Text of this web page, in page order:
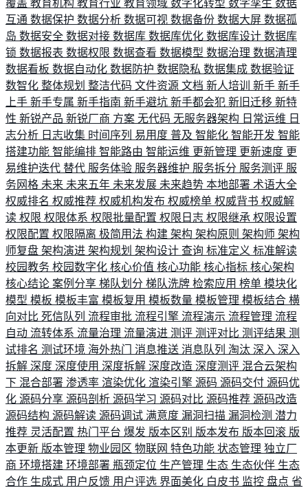
覆盖 教育机构 教育行业 教育领域 数字化转型 数字孪生 数据
互通 数据保护 数据分析 数据可视 数据备份 数据大屏 数据孤
岛 数据安全 数据对接 数据库 数据库优化 数据库设计 数据库
锁 数据报表 数据权限 数据查看 数据模型 数据治理 数据清理
数据看板 数据自动化 数据防护 数据隐私 数据集成 数据验证
数智化 整体规划 整洁代码 文件资源 文档 新人培训 新手 新手
上手 新手专属 新手指南 新手避坑 新手都会犯 新旧迁移 新特
性 新锐产品 新锐厂商 方案 无代码 无服务器架构 日常运维 日
志分析 日志收集 时间序列 易用度 普及 智能化 智能开发 智能
搭建功能 智能编排 智能路由 智能运维 更新管理 更新速度 更
易维护迭代 替代 服务体验 服务器维护 服务拆分 服务测评 服
务网格 未来 未来五年 未来发展 未来趋势 本地部署 术语大全
权威排名 权威推荐 权威机构发布 权威榜单 权威背书 权威解
读 权限 权限体系 权限批量配置 权限日志 权限继承 权限设置
权限配置 权限隔离 极简用法 构建 架构 架构原则 架构师 架构
师复盘 架构演进 架构规划 架构设计 查询 标准定义 标准解读
校园教务 校园数字化 核心价值 核心功能 核心指标 核心架构
核心结论 案例分享 梯队划分 梯队洗牌 检索应用 榜单 模块化
模型 模板 模板丰富 模板复用 模板数量 模板管理 模板结合 横
向对比 死信队列 流程审批 流程引擎 流程演示 流程管理 流程
自动 流转体系 流量治理 流量演进 测评 测评对比 测评结果 测
试排名 测试环境 海外热门 消息推送 消息队列 淘汰 深入 深入
拆解 深度 深度使用 深度拆解 深度改造 深度测评 混合云架构
下 混合部署 渗透率 渲染优化 渲染引擎 源码 源码交付 源码优
化 源码分享 源码剖析 源码学习 源码对比 源码推荐 源码改造
源码结构 源码解读 源码调试 满意度 漏洞扫描 漏洞检测 潜力
推荐 灵活配置 热门平台 爆发 版本区别 版本发布 版本回滚 版
本更新 版本管理 物业园区 物联网 特色功能 状态管理 独立厂
商 环境搭建 环境部署 瓶颈定位 生产管理 生态 生态伙伴 生态
合作 生成式 用户反馈 用户评选 界面美化 白皮书 监控 盘点 省